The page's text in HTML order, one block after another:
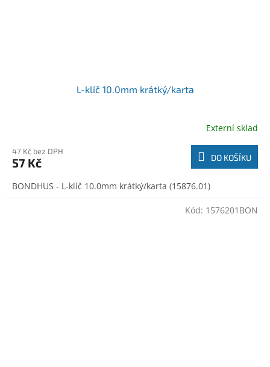
L-klíč 10.0mm krátký/karta
Externí sklad
47 Kč bez DPH
57 Kč DO KOŠÍKU
BONDHUS - L-klíč 10.0mm krátký/karta (15876.01)
Kód: 1576201BON